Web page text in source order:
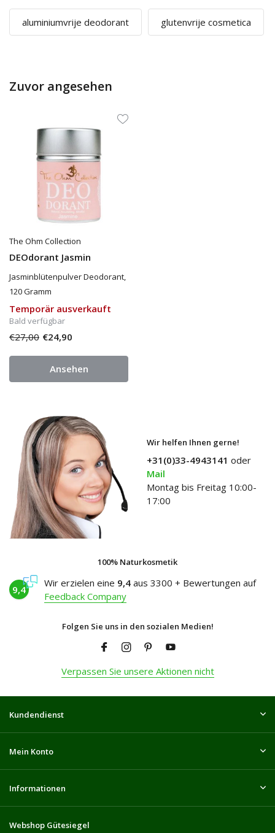
aluminiumvrije deodorant glutenvrije cosmetica
Zuvor angesehen
The Ohm Collection
DEOdorant Jasmin
Jasminblütenpulver Deodorant,
120 Gramm
Temporär ausverkauft
Bald verfügbar
€27,00 €24,90
Ansehen
Wir helfen Ihnen gerne!
+31(0)33-4943141 oder
Mail
Montag bis Freitag 10:00-
17:00
100% Naturkosmetik
9,4
Wir erzielen eine 9,4 aus 3300 + Bewertungen auf
Feedback Company
Folgen Sie uns in den sozialen Medien!
Verpassen Sie unsere Aktionen nicht
Kundendienst
Mein Konto
Informationen
Webshop Gütesiegel